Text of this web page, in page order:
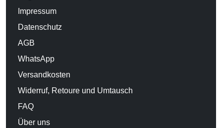
Impressum
Datenschutz
AGB
WhatsApp
Versandkosten
Widerruf, Retoure und Umtausch
FAQ
Über uns